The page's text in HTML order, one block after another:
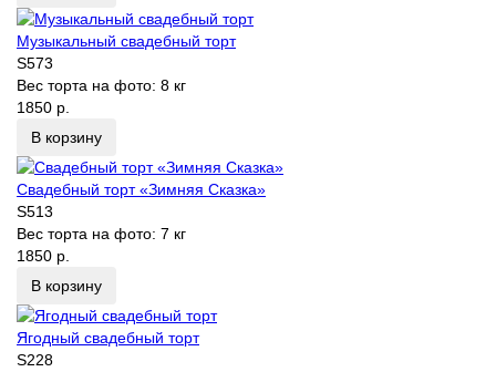
Музыкальный свадебный торт
S573
Вес торта на фото: 8 кг
1850 р.
В корзину
Свадебный торт «Зимняя Сказка»
S513
Вес торта на фото: 7 кг
1850 р.
В корзину
Ягодный свадебный торт
S228